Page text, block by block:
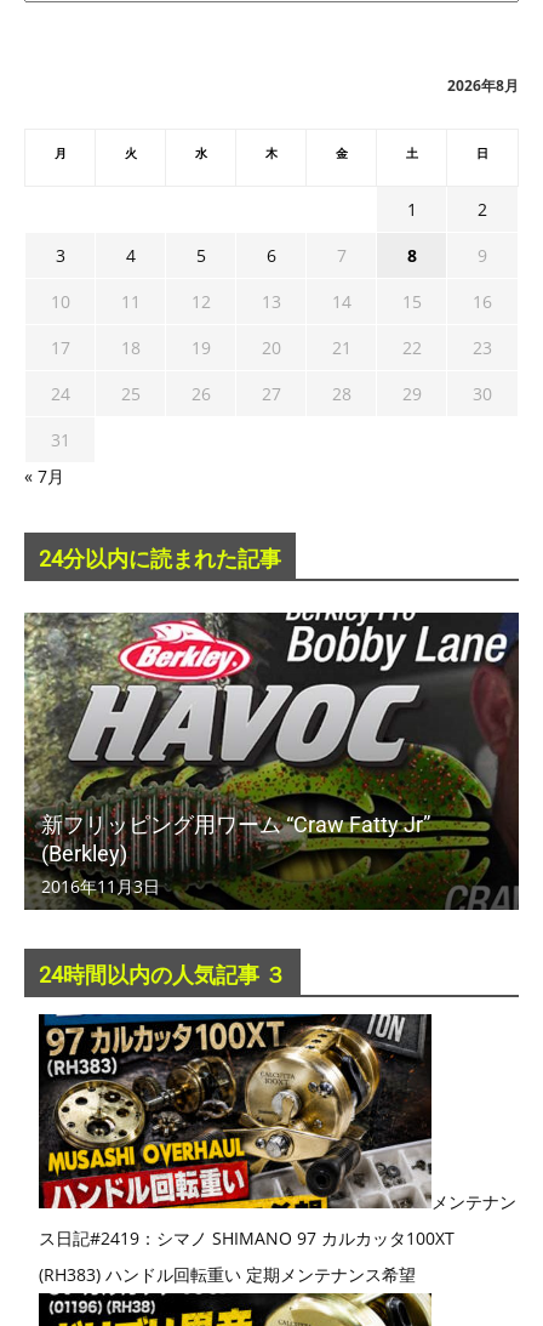
2026年8月
月 火 水 木 金 土 日
1
2
3
4 5 6 7 8
9
10
11 12 13 14 15
16
17
18 19 20 21 22
23
24
25 26 27 28 29
30
31
« 7月
24分以内に読まれた記事
新フリッピング用ワーム “Craw Fatty Jr”
(Berkley)
2016年11月3日
24時間以内の人気記事 ３
メンテナン
ス日記#2419：シマノ SHIMANO 97 カルカッタ100XT
(RH383) ハンドル回転重い 定期メンテナンス希望